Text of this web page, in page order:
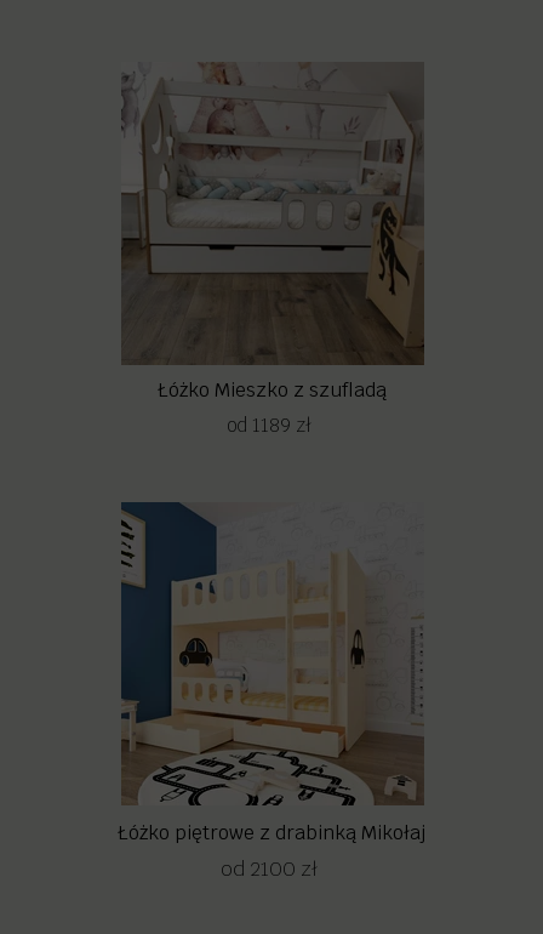
od 2100 zł
Łóżko piętrowe z drabinką Mikołaj
od 1189 zł
Łóżko Mieszko z szufladą